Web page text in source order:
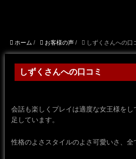
ホーム / お客様の声 / しずくさんへの口
しずくさんへの口コミ
会話も楽しくプレイは適度な女王様を
足しています。
性格のよさスタイルのよさ可愛いさ、全